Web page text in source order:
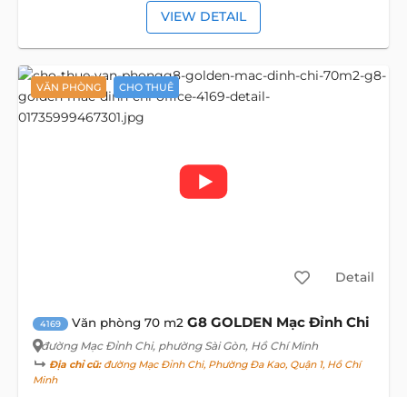
VIEW DETAIL
VĂN PHÒNG CHO THUÊ
Detail
4169 Văn phòng 70 m2 G8 GOLDEN Mạc Đỉnh Chi
đường Mạc Đỉnh Chi, phường Sài Gòn, Hồ Chí Minh
Địa chỉ cũ:đường Mạc Đỉnh Chi, Phường Đa Kao, Quận 1, Hồ Chí
Minh